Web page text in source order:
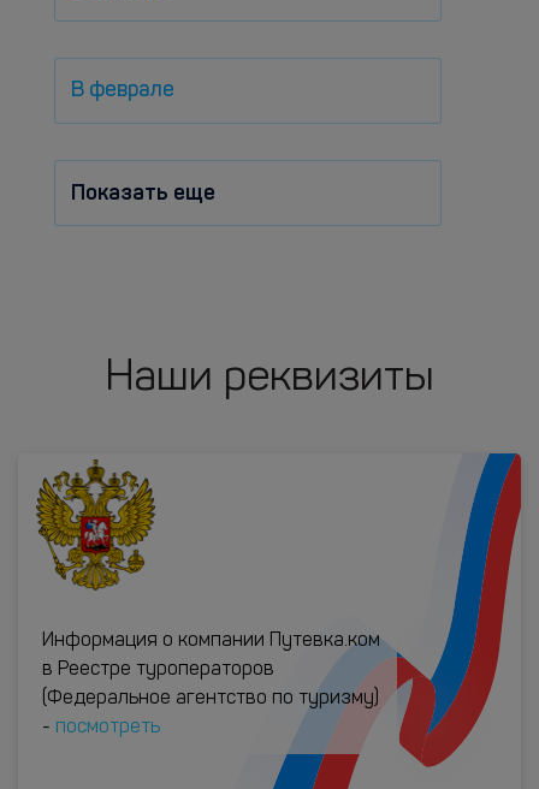
В феврале
Показать еще
Наши реквизиты
Информация о компании Путевка.ком
в Реестре туроператоров
(Федеральное агентство по туризму)
- посмотреть